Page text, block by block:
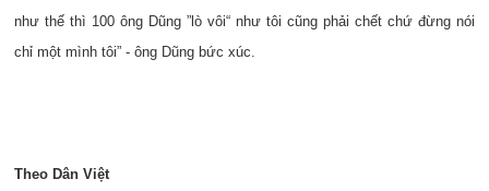
như thế thì 100 ông Dũng ”lò vôi“ như tôi cũng phải chết chứ đừng nói
chỉ một mình tôi” - ông Dũng bức xúc.
Theo Dân Việt